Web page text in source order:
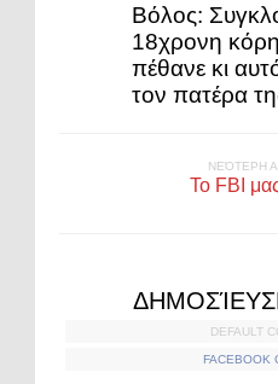
Βόλος:
18χρονη
πέθανε κι
τον πατέρα
ΝΕΌΤΕΡΗ
Το FBI
DEFAULT
FACEBOOK